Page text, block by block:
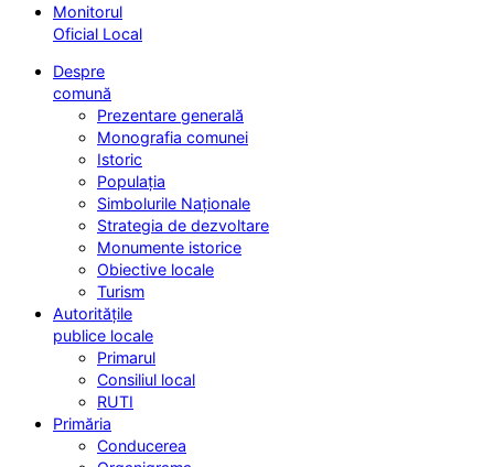
Monitorul
Oficial Local
Despre
comună
Prezentare generală
Monografia comunei
Istoric
Populația
Simbolurile Naționale
Strategia de dezvoltare
Monumente istorice
Obiective locale
Turism
Autoritățile
publice locale
Primarul
Consiliul local
RUTI
Primăria
Conducerea